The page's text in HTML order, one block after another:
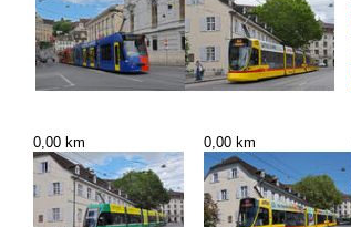
0,00 km 0,00 km